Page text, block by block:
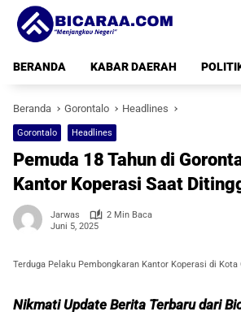
Langsung
konten
BERANDA
KABAR DAERAH
Beranda Gorontalo Headlines
Gorontalo Headlines
Pemuda 18 Tahun di
Kantor Koperasi Saat
Jarwas
2 Min Baca
Juni 5, 2025
Terduga Pelaku Pembongkaran Kantor Koperasi di
Nikmati Update Berita Terbaru dari